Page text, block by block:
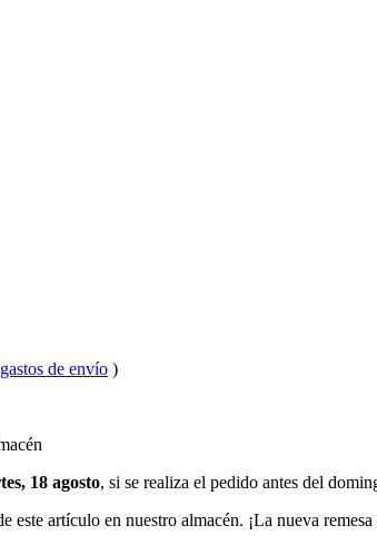
de envío )
18 agosto, si se realiza el pedido antes del
este artículo en nuestro almacén. ¡La nueva